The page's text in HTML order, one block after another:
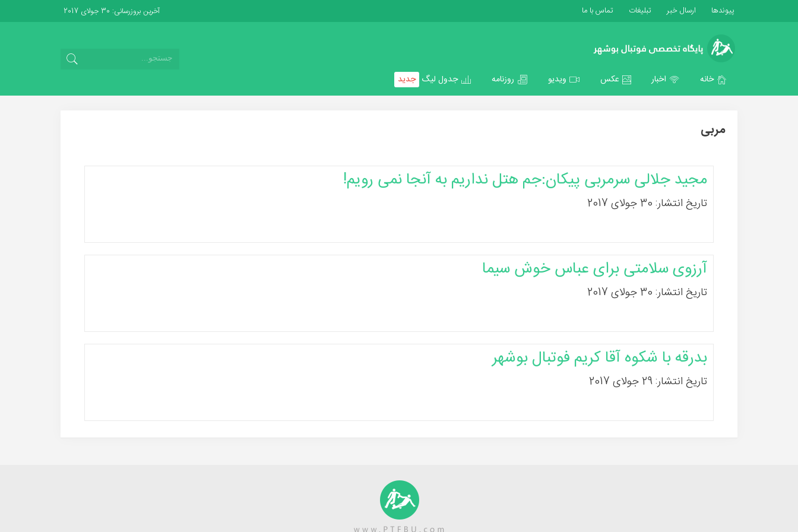
پیوندها ارسال خبر تبلیغات تماس با ما آخرین بروزرسانی: 30 جولای 2017
خانه اخبار عکس ویدیو روزنامه جدول لیگ جدید
مربی
مجید جلالی سرمربی پیکان:جم هتل نداریم به آنجا نمی رویم!
تاریخ انتشار: 30 جولای 2017
آرزوی سلامتی برای عباس خوش سیما
تاریخ انتشار: 30 جولای 2017
بدرقه با شکوه آقا کریم فوتبال بوشهر
تاریخ انتشار: 29 جولای 2017